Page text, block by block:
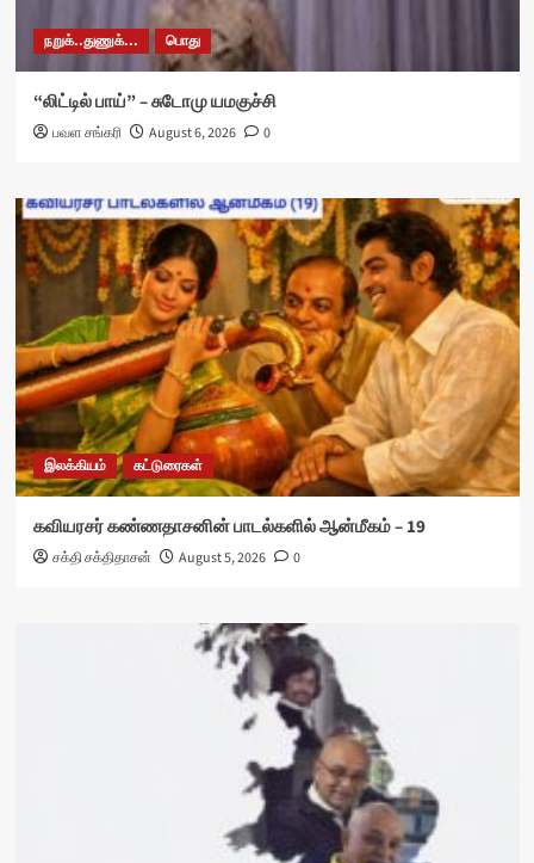
நறுக்..துணுக்... பொது
“லிட்டில் பாய்” – சுடோமு யமகுச்சி
பவள சங்கரி August 6, 2026 0
இலக்கியம் கட்டுரைகள்
கவியரசர் கண்ணதாசனின் பாடல்களில் ஆன்மீகம் – 19
சக்தி சக்திதாசன் August 5, 2026 0